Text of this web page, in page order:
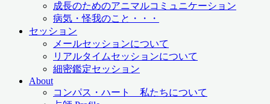
成長のためのアニマルコミュニケーション
病気・怪我のこと・・・
セッション
メールセッションについて
リアルタイムセッションについて
細密鑑定セッション
About
コンパス・ハート 私たちについて